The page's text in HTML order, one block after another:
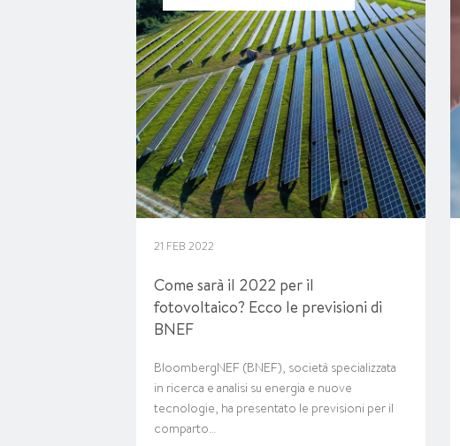
21 FEB 2022
Come sarà il 2022 per il
fotovoltaico? Ecco le previsioni di
BNEF
BloombergNEF (BNEF), società specializzata
in ricerca e analisi su energia e nuove
tecnologie, ha presentato le previsioni per il
comparto…